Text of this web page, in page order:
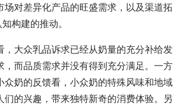
场对差异化产品的旺盛需求，以及渠道拓
构建的推动。
，大众乳品诉求已经从奶量的充分补给发
，而品质需求并没有得到充分满足。一方
众奶的反馈看，小众奶的特殊风味和地域
们的兴趣，带来独特新奇的消费体验。另